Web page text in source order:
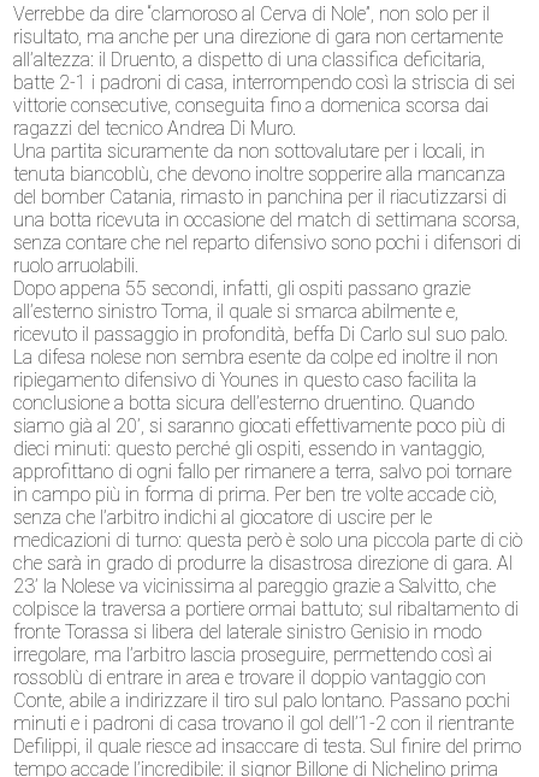
Verrebbe da dire “clamoroso al Cerva di Nole”, non solo per il
risultato, ma anche per una direzione di gara non certamente
all’altezza: il Druento, a dispetto di una classifica deficitaria,
batte 2-1 i padroni di casa, interrompendo così la striscia di sei
vittorie consecutive, conseguita fino a domenica scorsa dai
ragazzi del tecnico Andrea Di Muro.
Una partita sicuramente da non sottovalutare per i locali, in
tenuta biancoblù, che devono inoltre sopperire alla mancanza
del bomber Catania, rimasto in panchina per il riacutizzarsi di
una botta ricevuta in occasione del match di settimana scorsa,
senza contare che nel reparto difensivo sono pochi i difensori di
ruolo arruolabili.
Dopo appena 55 secondi, infatti, gli ospiti passano grazie
all’esterno sinistro Toma, il quale si smarca abilmente e,
ricevuto il passaggio in profondità, beffa Di Carlo sul suo palo.
La difesa nolese non sembra esente da colpe ed inoltre il non
ripiegamento difensivo di Younes in questo caso facilita la
conclusione a botta sicura dell’esterno druentino. Quando
siamo già al 20’, si saranno giocati effettivamente poco più di
dieci minuti: questo perché gli ospiti, essendo in vantaggio,
approfittano di ogni fallo per rimanere a terra, salvo poi tornare
in campo più in forma di prima. Per ben tre volte accade ciò,
senza che l’arbitro indichi al giocatore di uscire per le
medicazioni di turno: questa però è solo una piccola parte di ciò
che sarà in grado di produrre la disastrosa direzione di gara. Al
23’ la Nolese va vicinissima al pareggio grazie a Salvitto, che
colpisce la traversa a portiere ormai battuto; sul ribaltamento di
fronte Torassa si libera del laterale sinistro Genisio in modo
irregolare, ma l’arbitro lascia proseguire, permettendo così ai
rossoblù di entrare in area e trovare il doppio vantaggio con
Conte, abile a indirizzare il tiro sul palo lontano. Passano pochi
minuti e i padroni di casa trovano il gol dell’1-2 con il rientrante
Defilippi, il quale riesce ad insaccare di testa. Sul finire del primo
tempo accade l’incredibile: il signor Billone di Nichelino prima